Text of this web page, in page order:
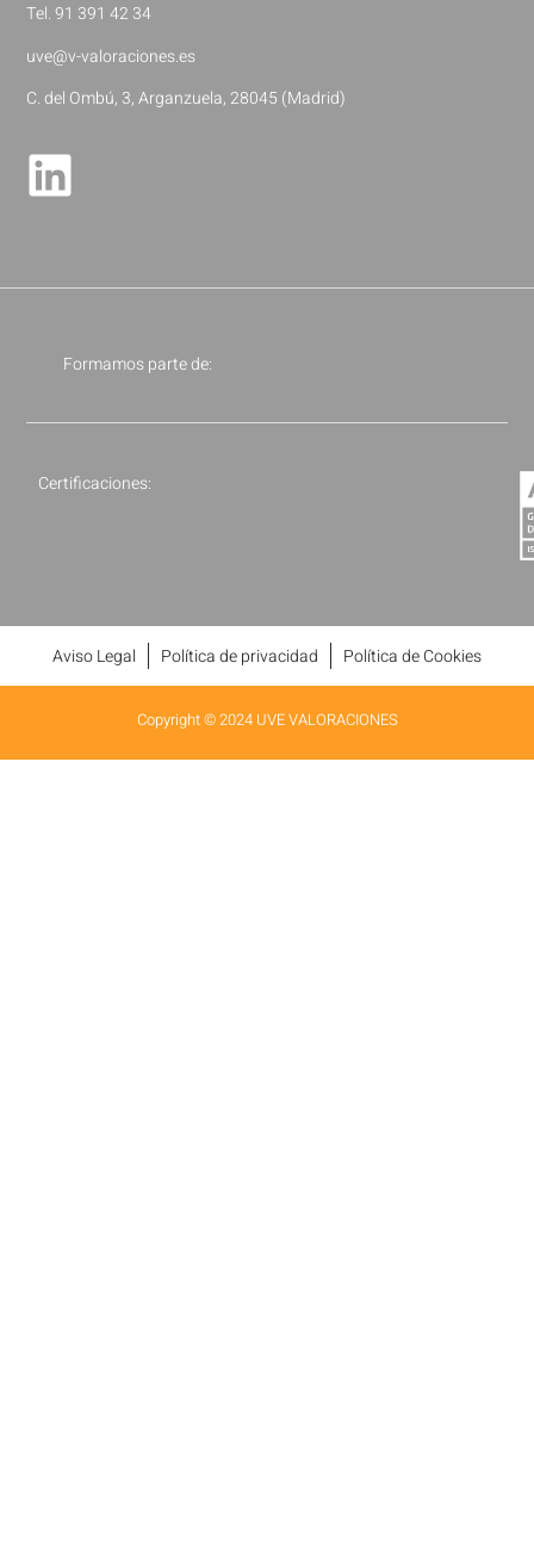
Tel. 91 391 42 34
uve@v-valoraciones.es
C. del Ombú, 3, Arganzuela, 28045 (Madrid)
Formamos parte de:
Certificaciones:
Aviso Legal Política de privacidad Política de Cookies
Copyright © 2024 UVE VALORACIONES